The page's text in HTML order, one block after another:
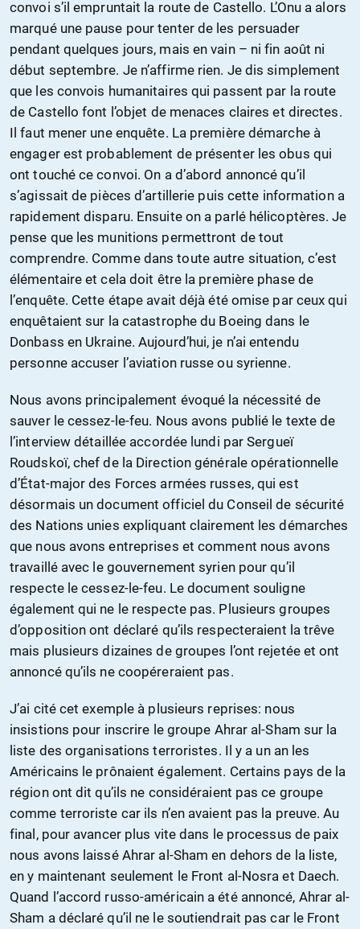
convoi s’il empruntait la route de Castello. L’Onu a alors
marqué une pause pour tenter de les persuader
pendant quelques jours, mais en vain – ni fin août ni
début septembre. Je n’affirme rien. Je dis simplement
que les convois humanitaires qui passent par la route
de Castello font l’objet de menaces claires et directes.
Il faut mener une enquête. La première démarche à
engager est probablement de présenter les obus qui
ont touché ce convoi. On a d’abord annoncé qu’il
s’agissait de pièces d’artillerie puis cette information a
rapidement disparu. Ensuite on a parlé hélicoptères. Je
pense que les munitions permettront de tout
comprendre. Comme dans toute autre situation, c’est
élémentaire et cela doit être la première phase de
l’enquête. Cette étape avait déjà été omise par ceux qui
enquêtaient sur la catastrophe du Boeing dans le
Donbass en Ukraine. Aujourd’hui, je n’ai entendu
personne accuser l’aviation russe ou syrienne.
Nous avons principalement évoqué la nécessité de
sauver le cessez-le-feu. Nous avons publié le texte de
l’interview détaillée accordée lundi par Sergueï
Roudskoï, chef de la Direction générale opérationnelle
d’État-major des Forces armées russes, qui est
désormais un document officiel du Conseil de sécurité
des Nations unies expliquant clairement les démarches
que nous avons entreprises et comment nous avons
travaillé avec le gouvernement syrien pour qu’il
respecte le cessez-le-feu. Le document souligne
également qui ne le respecte pas. Plusieurs groupes
d’opposition ont déclaré qu’ils respecteraient la trêve
mais plusieurs dizaines de groupes l’ont rejetée et ont
annoncé qu’ils ne coopéreraient pas.
J’ai cité cet exemple à plusieurs reprises: nous
insistions pour inscrire le groupe Ahrar al-Sham sur la
liste des organisations terroristes. Il y a un an les
Américains le prônaient également. Certains pays de la
région ont dit qu’ils ne considéraient pas ce groupe
comme terroriste car ils n’en avaient pas la preuve. Au
final, pour avancer plus vite dans le processus de paix
nous avons laissé Ahrar al-Sham en dehors de la liste,
en y maintenant seulement le Front al-Nosra et Daech.
Quand l’accord russo-américain a été annoncé, Ahrar al-
Sham a déclaré qu’il ne le soutiendrait pas car le Front